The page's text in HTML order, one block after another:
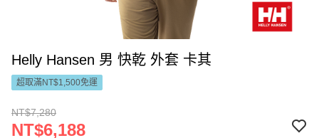
Helly Hansen 男 快乾 外套 卡其
超取滿NT$1,500免運
NT$7,280
NT$6,188